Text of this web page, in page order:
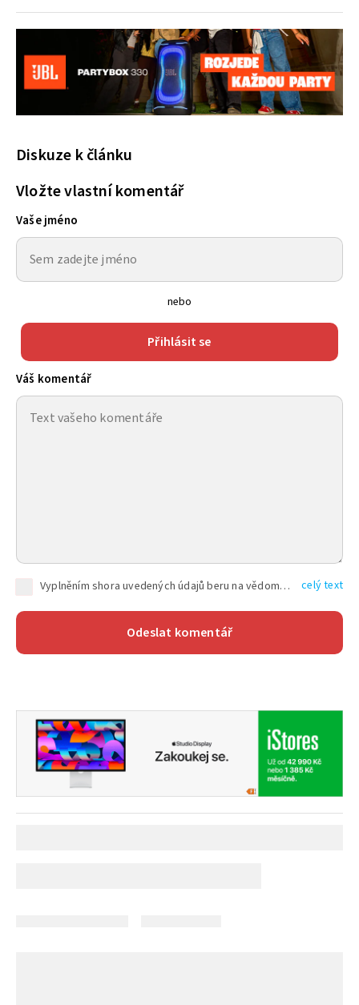
Diskuze k článku
Vložte vlastní komentář
Vaše jméno
nebo
Přihlásit se
Váš komentář
Vyplněním shora uvedených údajů beru na vědomí, že společnost TEXT FACTORY s.r.o., sídlem Brno, Durďákova 336/29, Černá Pole, PSČ: 613 00, IČ: 06157831, zapsané u Krajského soudu v Brně, oddíl C, vložka 100399, bude zpracovávat mé osobní údaje uvedené v rámci mnou vyplněného registračního formuláře na základě oprávněných zájmů TEXT FACTORY s.r.o. dle čl. 6 odst. 1 písm. f) GDPR a pro splnění právních povinností (čl. 6 odst. 1 písm. c) GDPR), a to pro tyto účely: nezbytnost zajistit oprávnění návštěvníka webových stránek provozovaných společností TEXT FACTORY s.r.o. přispívat aktivně ke zveřejněným článkům nebo v rámci diskusních fór a výkon práv TEXT FACTORY s.r.o. jako administrátora těchto diskusních fór. Více informací o zpracování osobních údajů a právech lze nalézt v celý text